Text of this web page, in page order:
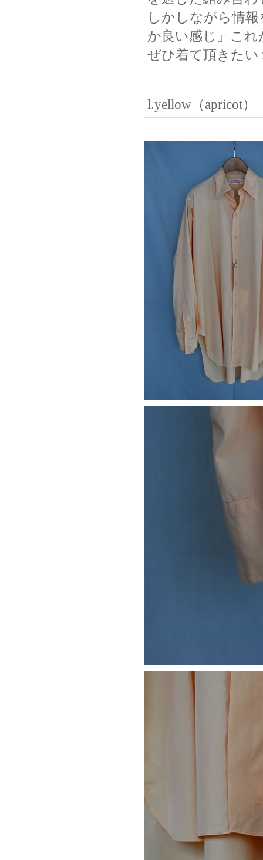
しかしながら情
か良い感じ」こ
ぜひ着て頂きたい
l.yellow（apricot）